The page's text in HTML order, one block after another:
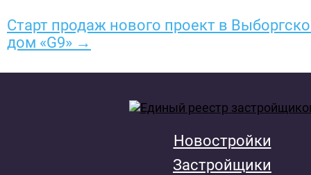
Старт продаж нового проект в
дом «G9» →
Новостройки
Застройщики